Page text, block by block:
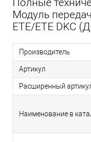
Полные
Модуль
ETE/ETE DKC
Производитель
Артикул
Расширенный
Наименование в